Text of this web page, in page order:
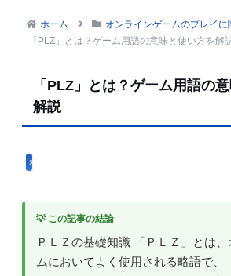
ホーム
オンラインゲームのプレイに
「PLZ」とは？ゲーム用語の意味と使い方を解
「PLZ」とは？ゲーム用語の
解説
オンラインゲームのプレイに関する用語
💡 この記事の結論
ＰＬＺの基礎知識 「ＰＬＺ」とは
ムにおいてよく使用される略語で、